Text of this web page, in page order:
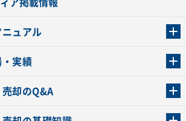
ュアル
実績
却のQ&A